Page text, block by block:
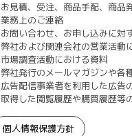
お見積、受注、商品手配、商品
業務上のご連絡
お問い合わせ、お申し込みに対
弊社および関連会社の営業活動
市場調査活動における資料
弊社発行のメールマガジンや各
広告配信事業者を利用した広告
取得した閲覧履歴や購買履歴等
個人情報保護方針